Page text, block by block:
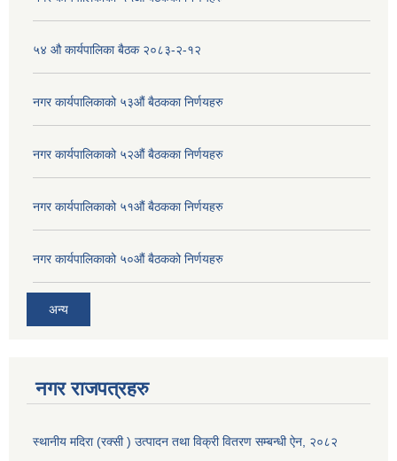
५४ औ कार्यपालिका बैठक २०८३-२-१२
नगर कार्यपालिकाको ५३औं बैठकका निर्णयहरु
नगर कार्यपालिकाको ५२औं बैठकका निर्णयहरु
नगर कार्यपालिकाको ५१औं बैठकका निर्णयहरु
नगर कार्यपालिकाको ५०औं बैठकको निर्णयहरु
अन्य
नगर राजपत्रहरु
स्थानीय मदिरा (रक्सी ) उत्पादन तथा विक्री वितरण सम्बन्धी ऐन, २०८२